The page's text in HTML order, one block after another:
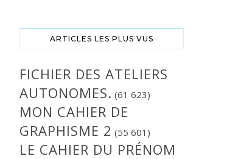
ARTICLES LES PLUS VUS
FICHIER DES ATELIERS
AUTONOMES. (61 623)
MON CAHIER DE
GRAPHISME 2 (55 601)
LE CAHIER DU PRÉNOM